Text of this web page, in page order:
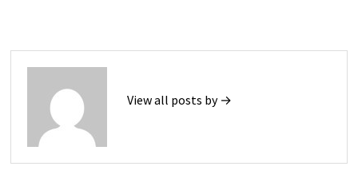
View all posts by →